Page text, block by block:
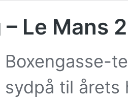
Le Mans
Boxengasse-
sydpå til årets